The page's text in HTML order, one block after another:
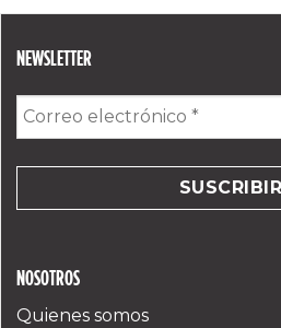
NOSOTROS
Quienes somos
NEWSLETTER
Correo
electrónico